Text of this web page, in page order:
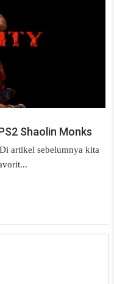
Shaolin Monks
artikel sebelumnya kita